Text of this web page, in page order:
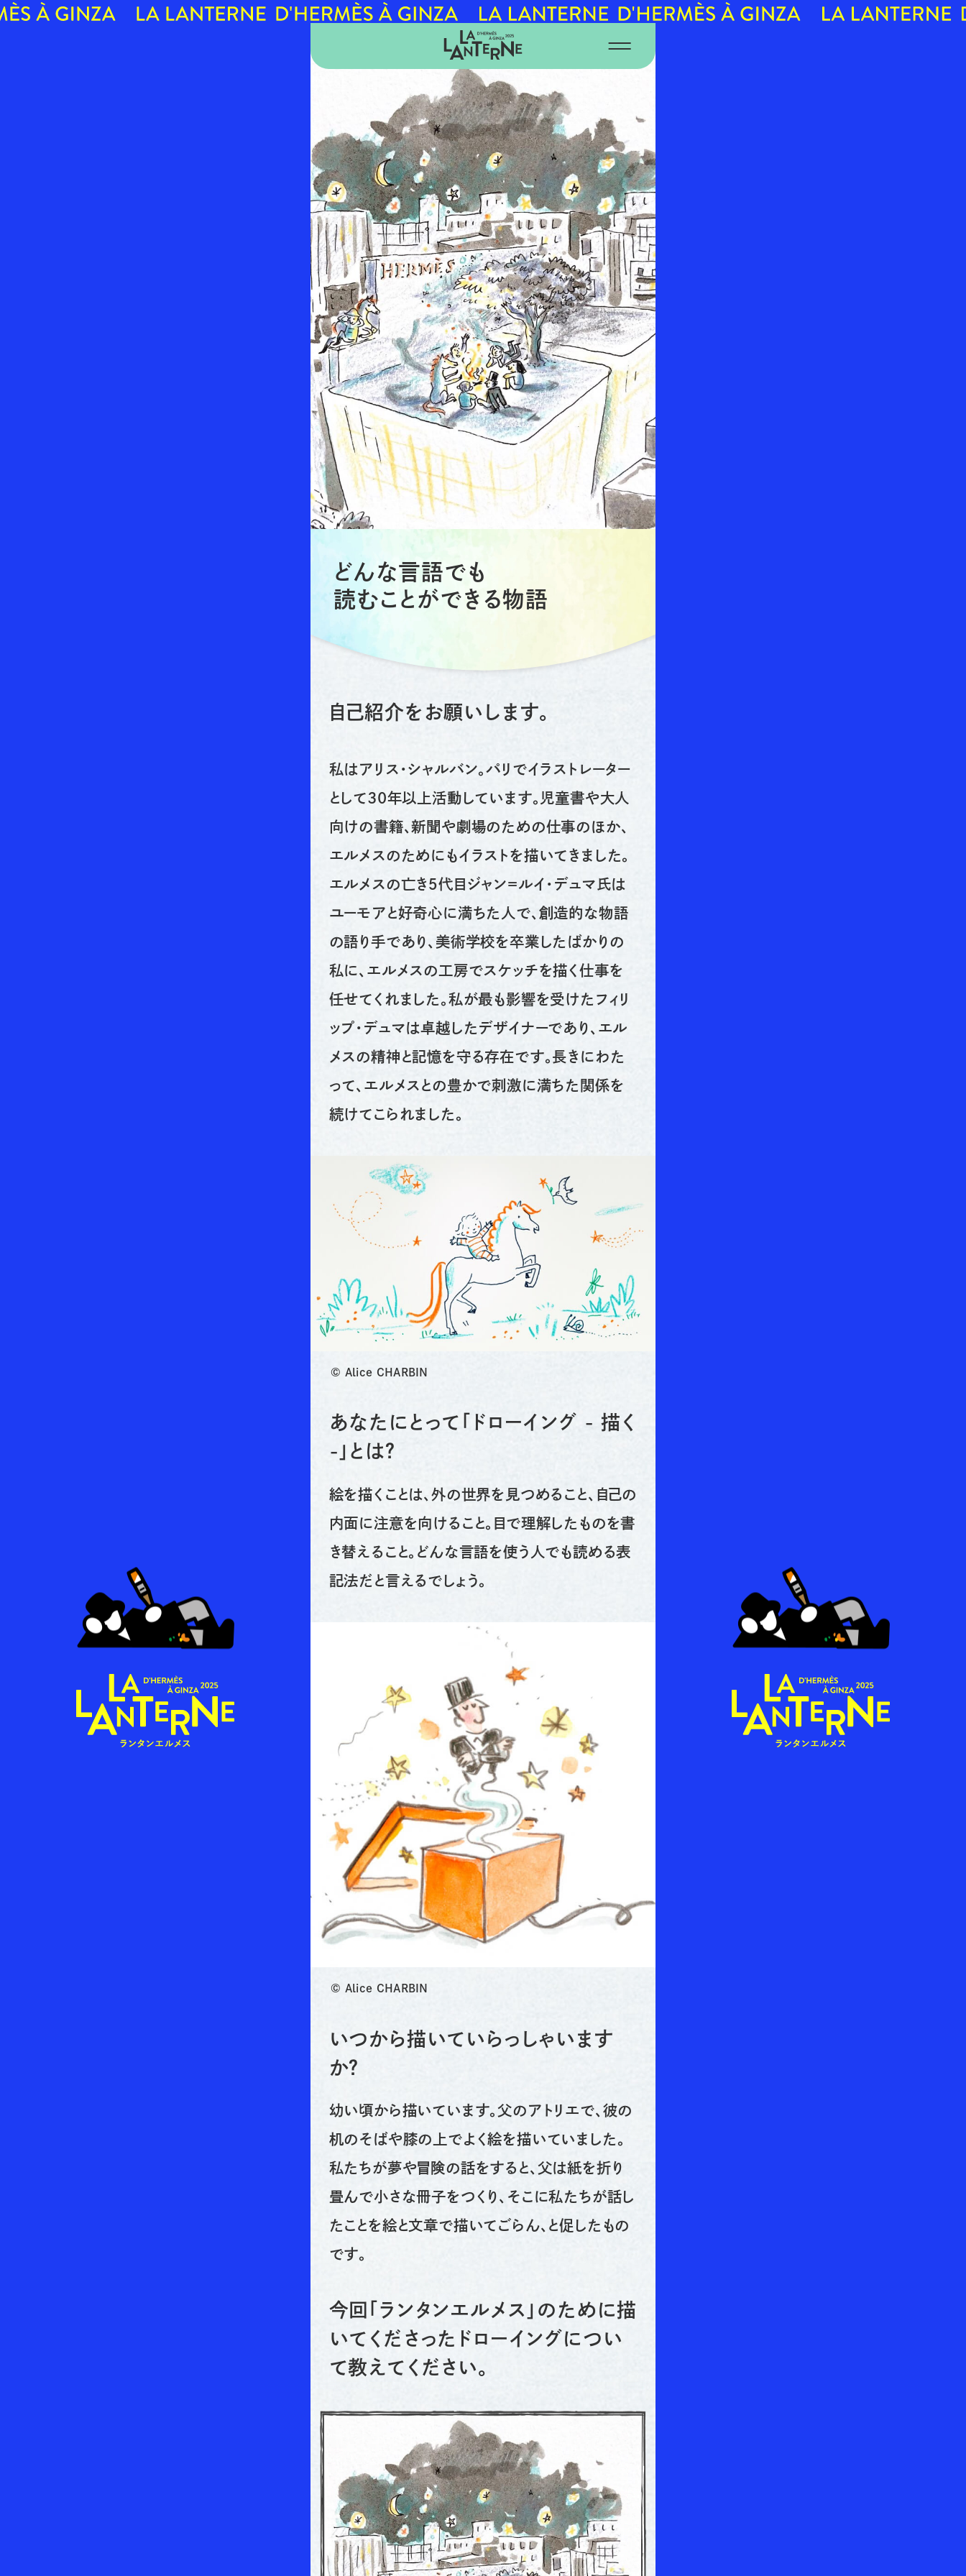
2025
8月
9月
10月
2024
1月
2月
3月
4月
どんな言語でも
読むことができる物語
自己紹介をお願いします。
私はアリス・シャルバン。パリでイラストレーター
として30年以上活動しています。児童書や大人
向けの書籍、新聞や劇場のための仕事のほか、
エルメスのためにもイラストを描いてきました。
エルメスの亡き５代目ジャン=ルイ・デュマ氏は
ユーモアと好奇心に満ちた人で、創造的な物語
の語り手であり、美術学校を卒業したばかりの
私に、エルメスの工房でスケッチを描く仕事を
任せてくれました。私が最も影響を受けたフィリ
ップ・デュマは卓越したデザイナーであり、エル
メスの精神と記憶を守る存在です。長きにわた
って、エルメスとの豊かで刺激に満ちた関係を
続けてこられました。
©︎ Alice CHARBIN
あなたにとって「ドローイング - 描く
-」とは？
絵を描くことは、外の世界を見つめること、自己の
内面に注意を向けること。目で理解したものを書
き替えること。どんな言語を使う人でも読める表
記法だと言えるでしょう。
©︎ Alice CHARBIN
いつから描いていらっしゃいます
か？
幼い頃から描いています。父のアトリエで、彼の
机のそばや膝の上でよく絵を描いていました。
私たちが夢や冒険の話をすると、父は紙を折り
畳んで小さな冊子をつくり、そこに私たちが話し
たことを絵と文章で描いてごらん、と促したもの
です。
今回「ランタンエルメス」のために描
いてくださったドローイングについ
て教えてください。